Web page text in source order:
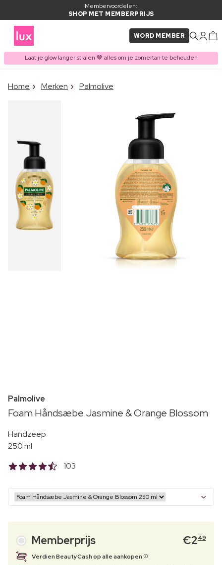
Membervoordelen:
SHOP MET MEMBERPRIJS
WORD MEMBER
Laat je glow langer stralen 🤎 alles om je zomertan te behouden
ITEM TOEGEVOEGD AAN
Home Merken Palmolive
Palmolive
Foam Håndsæbe Jasmine & Orange Blossom
Handzeep
250 ml
103
Memberprijs €2 49
Verdien BeautyCash op alle aankopen